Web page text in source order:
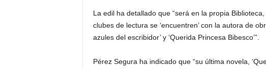
La edil ha detallado que “será en la propia
clubes de lectura se ‘encuentren’ con la autora de
azules del escribidor’ y ‘Querida Princesa Bibesco’”.
Pérez Segura ha indicado que “su última novela,